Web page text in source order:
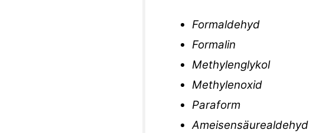
Formaldehyd
Formalin
Methylenglykol
Methylenoxid
Paraform
Ameisensäurealdehyd